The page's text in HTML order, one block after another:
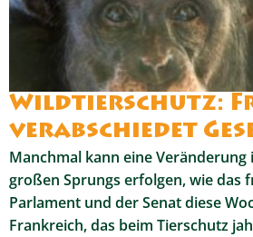
Wildtierschutz:
verabschiedet
Manchmal kann eine Veränderung
großen Sprungs erfolgen, wie das
Parlament und der Senat diese
Frankreich, das beim Tierschutz